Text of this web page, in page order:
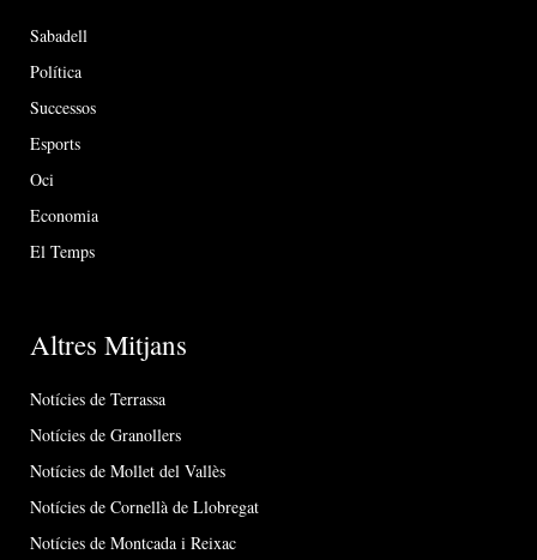
Sabadell
Política
Successos
Esports
Oci
Economia
El Temps
Altres Mitjans
Notícies de Terrassa
Notícies de Granollers
Notícies de Mollet del Vallès
Notícies de Cornellà de Llobregat
Notícies de Montcada i Reixac